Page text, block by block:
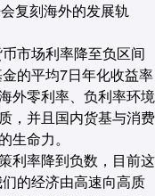
复刻海外的发展轨
市场利率降至负区间
的平均7日年化收益率
外零利率、负利率环境
，并且国内货基与消费
命力。
利率降到负数，目前这
的经济由高速向高质